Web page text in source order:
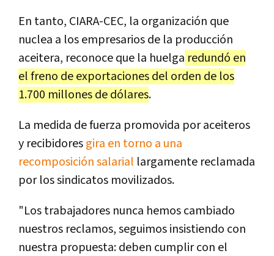
En tanto, CIARA-CEC, la organización que
nuclea a los empresarios de la producción
aceitera, reconoce que la huelga redundó en
el freno de exportaciones del orden de los
1.700 millones de dólares.
La medida de fuerza promovida por aceiteros
y recibidoresgira en torno a una
recomposición salarial largamente reclamada
por los sindicatos movilizados.
"Los trabajadores nunca hemos cambiado
nuestros reclamos, seguimos insistiendo con
nuestra propuesta: deben cumplir con el